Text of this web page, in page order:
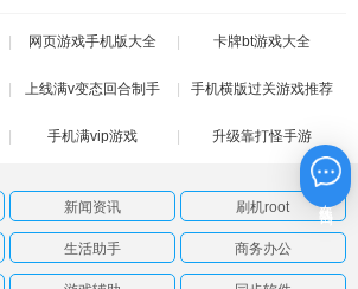
网页游戏手机版大全 卡牌bt游戏大全
上线满v变态回合制手
游
手机横版过关游戏推荐
手机满vip游戏 升级靠打怪手游
新闻资讯 刷机root
生活助手 商务办公